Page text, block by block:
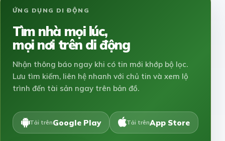
ỨNG DỤNG DI ĐỘNG
Tìm nhà mọi lúc,
mọi nơi trên di động
Nhận thông báo ngay khi có tin mới khớp bộ lọc.
Lưu tìm kiếm, liên hệ nhanh với chủ tin và xem lộ
trình đến tài sản ngay trên bản đồ.
Tải trênGoogle Play Tải trênApp Store